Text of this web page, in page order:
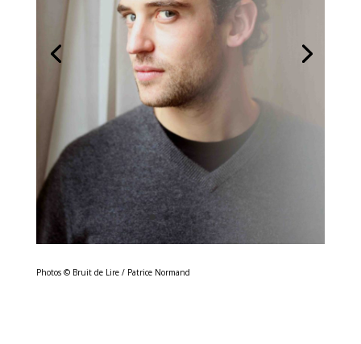
Photos © Bruit de Lire / Patrice Normand